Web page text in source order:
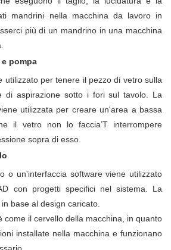
mandrini nella macchina da lavoro in
più di un mandrino in una macchina
pompa
utilizzato per tenere il pezzo di vetro sulla
di aspirazione sotto i fori sul tavolo. La
utilizzata per creare un'area a bassa
il vetro non lo faccia’T interrompere
sopra di esso.
o un'interfaccia software viene utilizzato
con progetti specifici nel sistema. La
base al design caricato.
come il cervello della macchina, in quanto
installate nella macchina e funzionano